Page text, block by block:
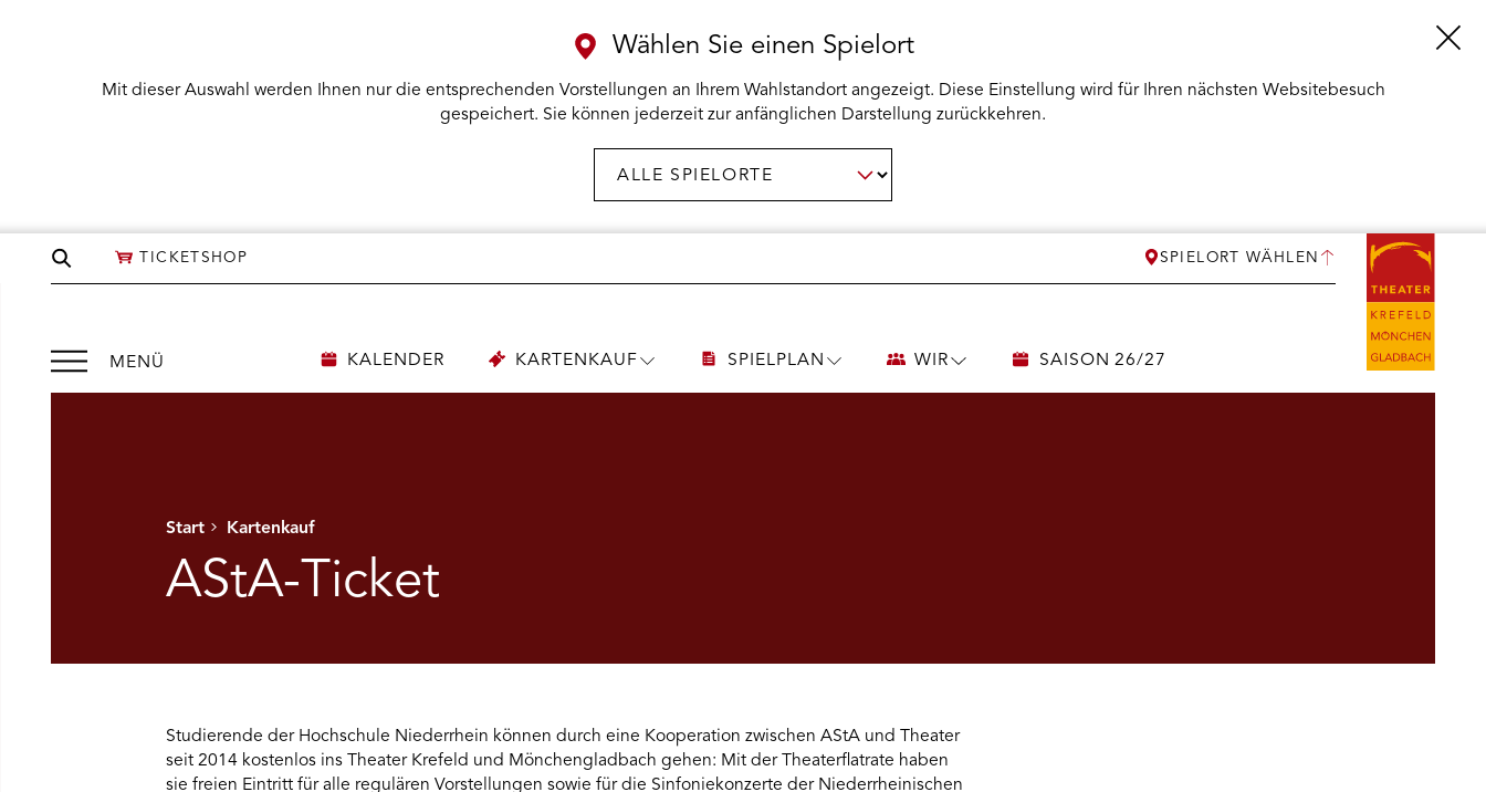
Seite
TICKETSHOP SPIELORT WÄHLEN
Wählen Sie einen Spielort
Mit dieser Auswahl werden Ihnen nur die entsprechenden Vorstellungen an Ihrem Wahlstandort angezeigt. Diese Einstellung wird für Ihren nächsten Websitebesuch
gespeichert. Sie können jederzeit zur anfänglichen Darstellung zurückkehren.
MENÜ
Menü
öffnen
SPIELPLAN ÖFFNEN
THEATERPÄDAGOGIK ÖFFNEN
KALENDER KARTENKAUF UNTERMENÜSPIELPLAN UNTERMENÜ
WIR UNTERMENÜSAISON 26/27
Start Kartenkauf
AStA-Ticket
Studierende der Hochschule Niederrhein können durch eine Kooperation zwischen AStA und Theater
seit 2014 kostenlos ins Theater Krefeld und Mönchengladbach gehen: Mit der Theaterflatrate haben
sie freien Eintritt für alle regulären Vorstellungen sowie für die Sinfoniekonzerte der Niederrheinischen